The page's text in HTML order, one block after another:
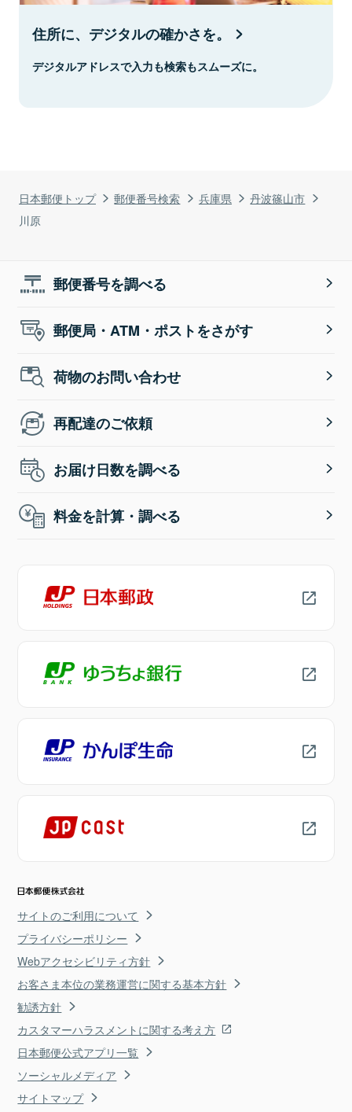
日本郵便トップ 郵便番号検索 兵庫県
丹波篠山市
川原
住所に、デジタルの確かさを。
デジタルアドレスで入力も検索もスムーズに。
郵便番号を調べる
郵便局・ATM・ポストをさがす
荷物のお問い合わせ
再配達のご依頼
お届け日数を調べる
料金を計算・調べる
サイトのご利用について
プライバシーポリシー
Webアクセシビリティ方針
お客さま本位の業務運営に関する基本方針
勧誘方針
カスタマーハラスメントに関する考え方
日本郵便公式アプリ一覧
ソーシャルメディア
サイトマップ